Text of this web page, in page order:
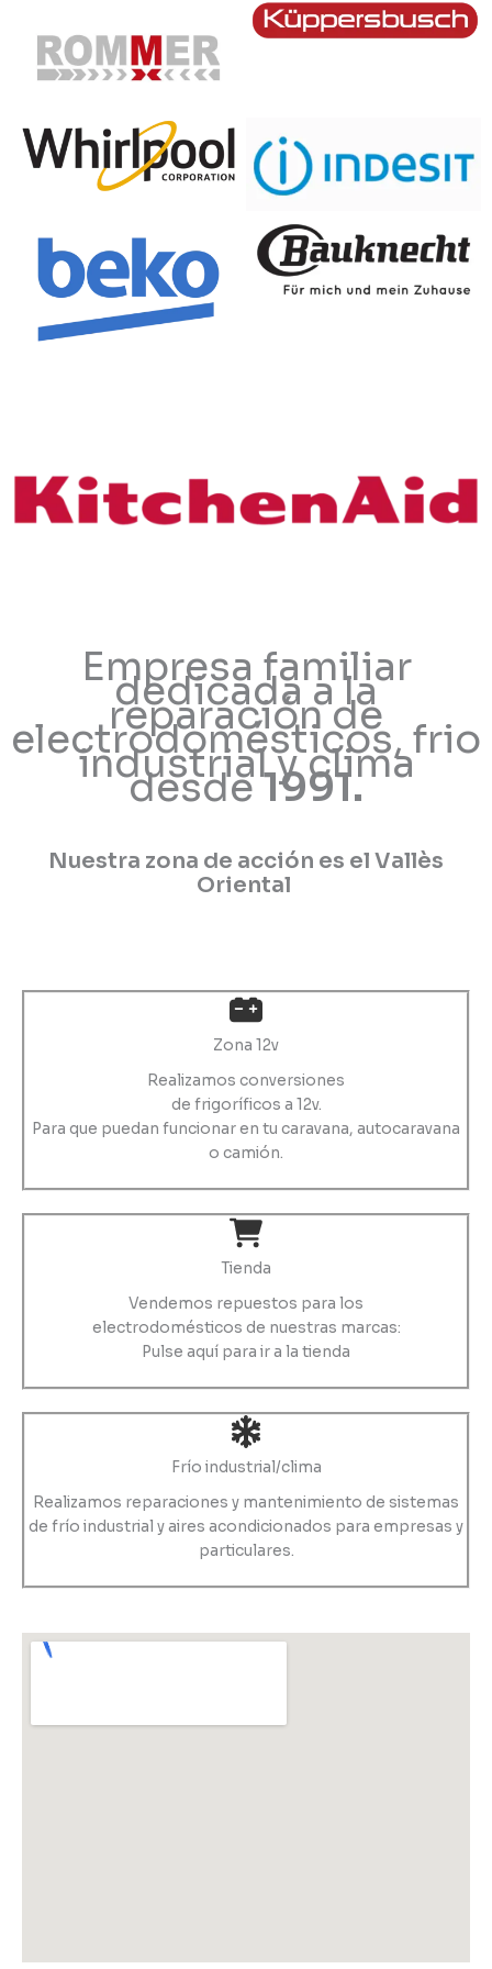
Empresa familiar
dedicada a la
reparación de
electrodomésticos, frio
industrial y clima
desde1991.
Nuestra zona de acción es el Vallès
Oriental
Zona 12v
Realizamos conversiones
de frigoríficos a 12v.
Para que puedan funcionar en tu caravana, autocaravana
o camión.
Tienda
Vendemos repuestos para los
electrodomésticos de nuestras marcas:
Pulse aquí para ir a la tienda
Frío industrial/clima
Realizamos reparaciones y mantenimiento de sistemas
de frío industrial y aires acondicionados para empresas y
particulares.